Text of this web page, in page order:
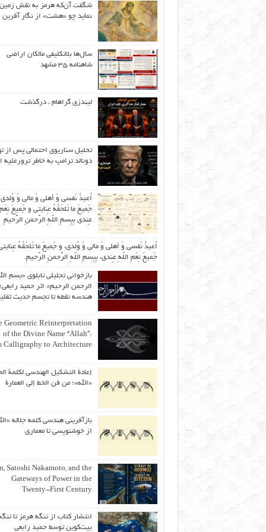
شگفت آن‌که هرمز به نقش زمین
نماید چو «هشت» از نگار آفرین
سال‌ها بلاتکلیفی مالکان اراضی
شاهنامه ۳۵ مشهد
لیندزی گراهام ، درگذشت
تحلیل سناریوی احتمالی پس از
دونالد ترامپ به خاطر ترورعلیه
اُعیذُ نَفسی وَ أهلی وَ مالی وَ
جَمیعَ ما تَلحَقُهُ عِنایتی و جَمیعَ نِعَمِ
عِندی بِبِسمِ اللّهِ الرَّحمنِ الرَّحیمِ
اُعیذُ نَفسی وَ أهلی وَ مالی وَ وُلدی، و جَمیعَ ما تَلحَقُهُ
جَمیعَ نِعَمِ اللّهِ عِندی، بِبِسمِ اللّهِ الرَّحمنِ الرَّحیمِ.
بازخوانی تحلیلی تابلوی «بسم
الرحمن الرحیم» اثر حمید رابعی؛
هندسه نقطه تا تجسم حدیث
Geometric Reinterpretation
of the Divine Name “Allah”:
Calligraphy to Architecture
إعادة التشكيل الهندسي لكلمة
«الله»؛ من فن الخط إلى العمارة
بازآفرینی هندسی کلمه جلاله
از خوشنویسی تا معماری
Satoshi Nakamoto, and the
Gateways of Power in the
Twenty-First Century
انتشار کتاب از تنگه هرمز تا
بیت‌کوین توسط حمید رابعی